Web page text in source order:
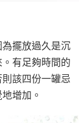
擺放過久是沉
有足夠時間的
該四份一罐忌
增加。